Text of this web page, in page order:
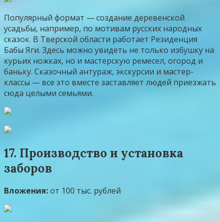
Популярный формат — создание деревенской
усадьбы, например, по мотивам русских народных
сказок. В Тверской области работает Резиденция
Бабы Яги. Здесь можно увидеть не только избушку на
курьих ножках, но и мастерскую ремесел, огород и
баньку. Сказочный антураж, экскурсии и мастер-
классы — все это вместе заставляет людей приезжать
сюда целыми семьями.
17. Производство и установка
заборов
Вложения:от 100 тыс. рублей